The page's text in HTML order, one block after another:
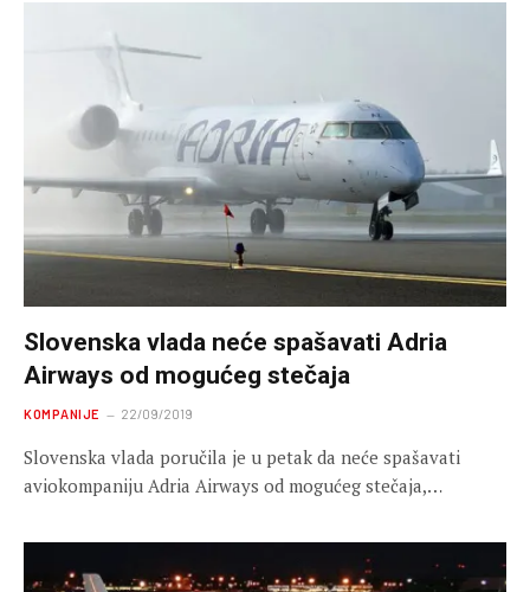
Slovenska vlada neće spašavati Adria
Airways od mogućeg stečaja
KOMPANIJE 22/09/2019
Slovenska vlada poručila je u petak da neće spašavati
aviokompaniju Adria Airways od mogućeg stečaja,…